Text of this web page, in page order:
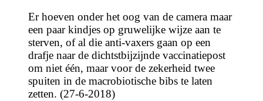
Er hoeven onder het oog van de camera maar
een paar kindjes op gruwelijke wijze aan te
sterven, of al die anti-vaxers gaan op een
drafje naar de dichtstbijzijnde vaccinatiepost
om niet één, maar voor de zekerheid twee
spuiten in de macrobiotische bibs te laten
zetten. (27-6-2018)